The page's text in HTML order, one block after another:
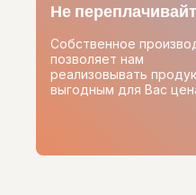
Не
Собственное
позволяет нам
реализовывать
выгодным для Вас